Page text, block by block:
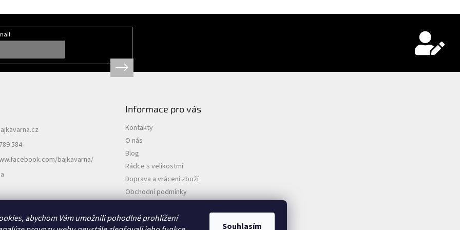
abychom Vám umožnili pohodlné prohlížení
Souhlasím
584
bajkavarna/
Informace pro vás
Kontakty
O nás
Blog
Rádce s velikostmi
Doprava a vrácení zboží
Obchodní podmínky